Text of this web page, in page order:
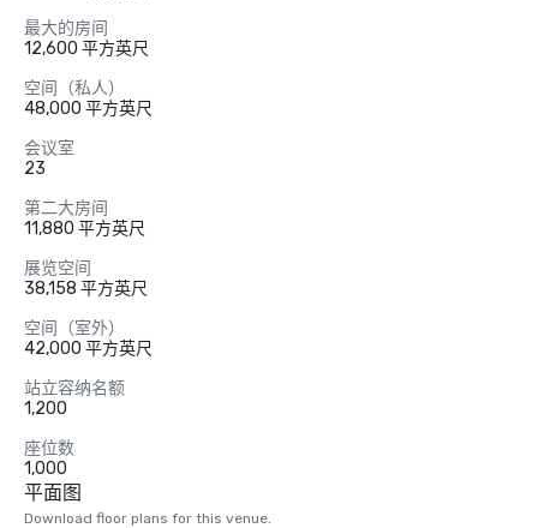
最大的房间
12,600 平方英尺
空间（私人）
48,000 平方英尺
会议室
23
第二大房间
11,880 平方英尺
展览空间
38,158 平方英尺
空间（室外）
42,000 平方英尺
站立容纳名额
1,200
座位数
1,000
平面图
Download floor plans for this venue.